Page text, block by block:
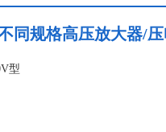
同规格高压放大器/
型